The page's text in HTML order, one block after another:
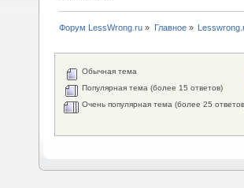
Форум LessWrong.ru » Главное»
Обычная тема
Популярная тема (более 15 ответов)
Очень популярная тема (более 25